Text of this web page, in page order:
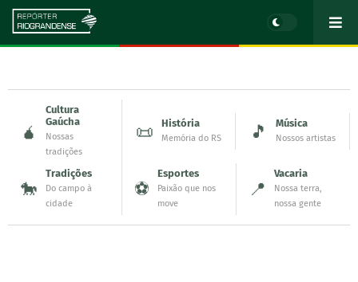
🧉
Cultura
Gaúcha
Nossas
tradições
📜 História
Memória do RS 🎵 Música
Nossos artistas
🐎
Tradições
Do campo à
cidade
⚽
Esportes
Paixão que nos
move
📍
Vacaria
Nossa terra,
nossa gente